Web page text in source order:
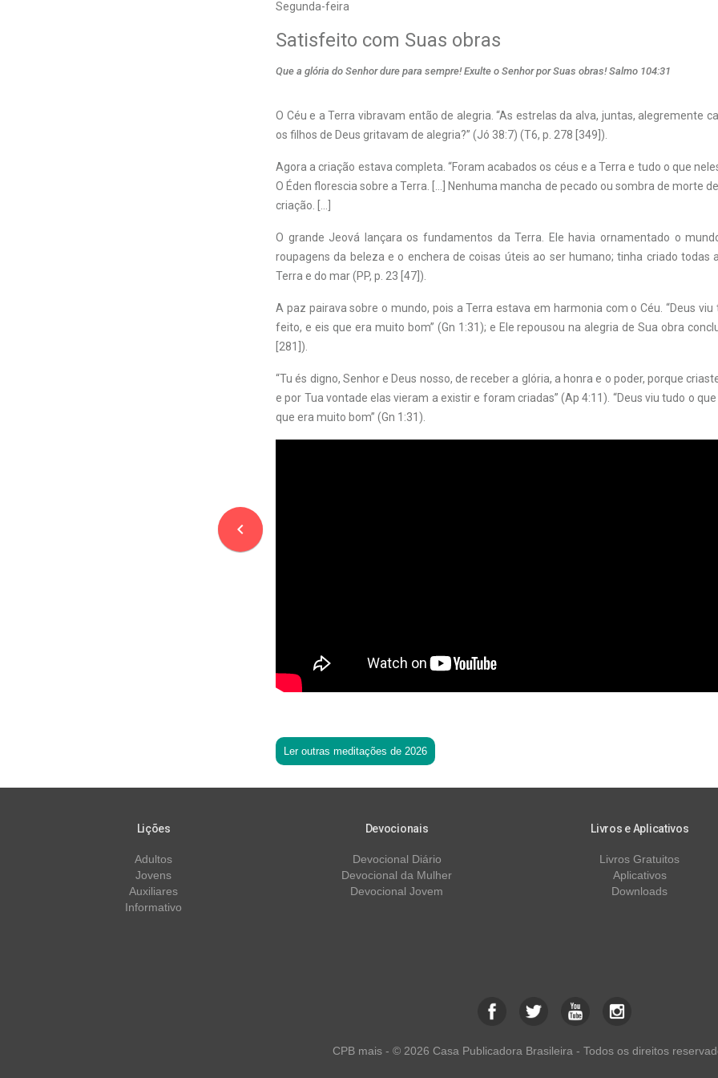
Segunda-feira
navigate_before
Satisfeito com Suas obras
Que a glória do Senhor dure para sempre! Exulte o Senhor por Suas obras! Salmo 104:31
O Céu e a Terra vibravam então de alegria. “As estrelas da alva, juntas, alegremente
os filhos de Deus gritavam de alegria?” (Jó 38:7) (T6, p. 278 [349]).
Agora a criação estava completa. “Foram acabados os céus e a Terra e tudo o que neles
O Éden florescia sobre a Terra. […] Nenhuma mancha de pecado ou sombra de morte
criação. […]
O grande Jeová lançara os fundamentos da Terra. Ele havia ornamentado o
roupagens da beleza e o enchera de coisas úteis ao ser humano; tinha criado todas
Terra e do mar (PP, p. 23 [47]).
A paz pairava sobre o mundo, pois a Terra estava em harmonia com o Céu. “Deus viu
feito, e eis que era muito bom” (Gn 1:31); e Ele repousou na alegria de Sua obra
[281]).
“Tu és digno, Senhor e Deus nosso, de receber a glória, a honra e o poder, porque
e por Tua vontade elas vieram a existir e foram criadas” (Ap 4:11). “Deus viu tudo o
que era muito bom” (Gn 1:31).
Ler outras meditações de 2026
Lições
Adultos
Jovens
Auxiliares
Informativo
Devocionais
Devocional Diário
Devocional da Mulher
Devocional Jovem
Livros e Aplicativos
Livros Gratuitos
Aplicativos
Downloads
CPB mais - © 2026 Casa Publicadora Brasileira - Todos os direitos